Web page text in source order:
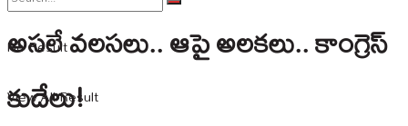
No Result
View All Result
అసలే వలసలు.. ఆపై అలకలు.. కాంగ్రెస్
కుదేలు!